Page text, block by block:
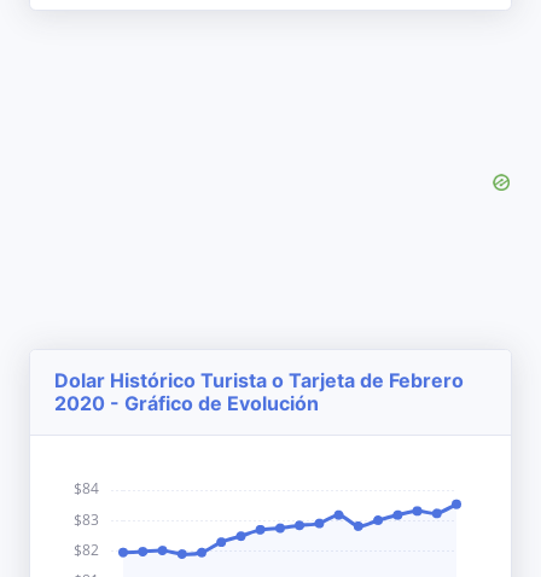
Dolar Histórico Turista o Tarjeta de Febrero
2020 - Gráfico de Evolución